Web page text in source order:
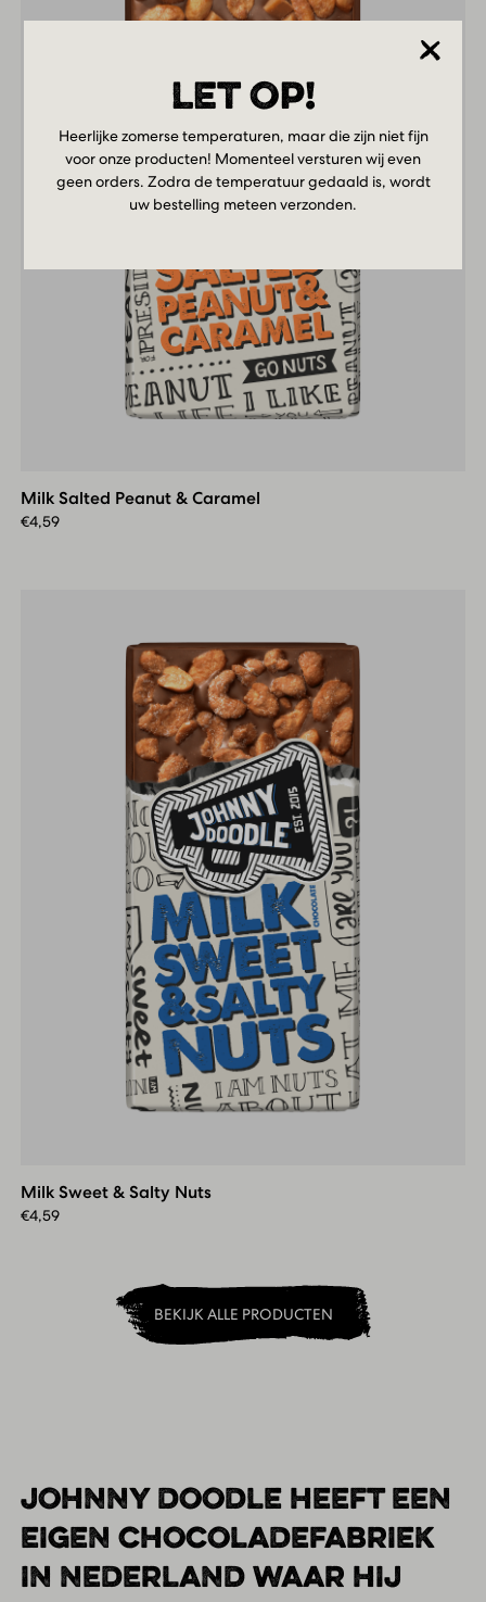
LET OP!
Heerlijke zomerse temperaturen, maar die zijn niet fijn
voor onze producten! Momenteel versturen wij even
geen orders. Zodra de temperatuur gedaald is, wordt
uw bestelling meteen verzonden.
&
Caramel
Milk Salted Peanut & Caramel
€4,59
Salty
Nuts
Milk Sweet & Salty Nuts
€4,59
BEKIJK ALLE PRODUCTEN
JOHNNY DOODLE HEEFT EEN
EIGEN CHOCOLADEFABRIEK
IN NEDERLAND WAAR HIJ